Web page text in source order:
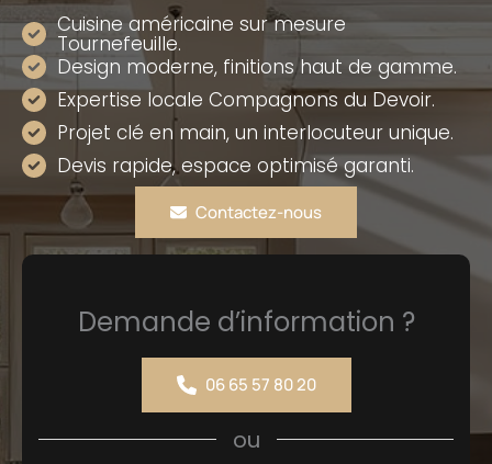
Cuisine américaine sur mesure
Tournefeuille.
Design moderne, finitions haut de gamme.
Expertise locale Compagnons du Devoir.
Projet clé en main, un interlocuteur unique.
Devis rapide, espace optimisé garanti.
Contactez-nous
Demande d’information ?
06 65 57 80 20
ou